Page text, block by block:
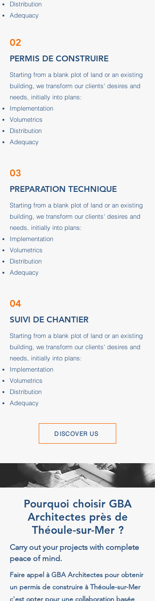
Distribution
Adequacy
02
PERMIS DE CONSTRUIRE
Starting from a blank plot of land or an existing
building, we transform our clients' desires and
needs, initially into plans:
Implementation
Volumetrics
Distribution
Adequacy
03
PREPARATION TECHNIQUE
Starting from a blank plot of land or an existing
building, we transform our clients' desires and
needs, initially into plans:
Implementation
Volumetrics
Distribution
Adequacy
04
SUIVI DE CHANTIER
Starting from a blank plot of land or an existing
building, we transform our clients' desires and
needs, initially into plans:
Implementation
Volumetrics
Distribution
Adequacy
DISCOVER US
Pourquoi choisir GBA
Architectes près de
Théoule-sur-Mer ?
Carry out your projects with complete
peace of mind.
Faire appel à GBA Architectes pour obtenir
un permis de construire à Théoule-sur-Mer
c'est opter pour une collaboration basée